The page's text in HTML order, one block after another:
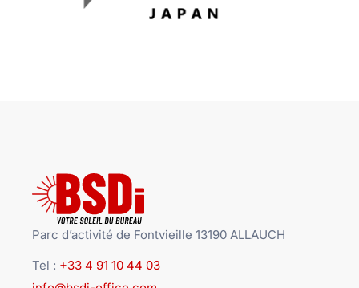
Parc d’activité de Fontvieille 13190 ALLAUCH
Tel : +33 4 91 10 44 03